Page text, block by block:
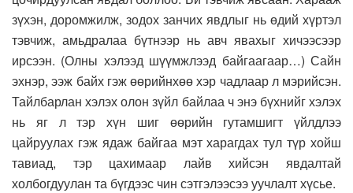
зүхэн, доромжилж, зодох занчих явдлыг нь өдий хүртэл
тэвчиж, амьдралаа бүтнээр нь авч явахыг хичээсээр
ирсээн. (Олны хэлээд шүүмжлээд байгаагаар…) Сайн
эхнэр, ээж байх гэж өөрийнхөө хэр чадлаар л мэрийсэн.
Тайлбарлан хэлэх олон зүйл байлаа ч энэ бүхнийг хэлэх
нь яг л тэр хүн шиг өөрийн гутамшигт үйлдлээ
цайруулах гэж ядаж байгаа мэт харагдах тул түр хойш
тавиад, тэр цахимаар лайв хийсэн явдалтай
холбогдуулан та бүгдээс чин сэтгэлээсээ уучлалт хүсье.